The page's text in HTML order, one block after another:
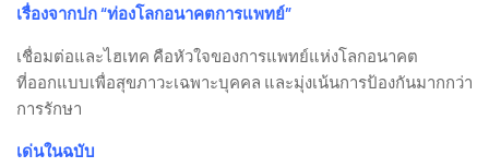
เรื่องจากปก “ท่องโลกอนาคตการแพทย์”
เชื่อมต่อและไฮเทค คือหัวใจของการแพทย์แห่งโลกอนาคต
ที่ออกแบบเพื่อสุขภาวะเฉพาะบุคคล และมุ่งเน้นการป้องกันมากกว่า
การรักษา
เด่นในฉบับ